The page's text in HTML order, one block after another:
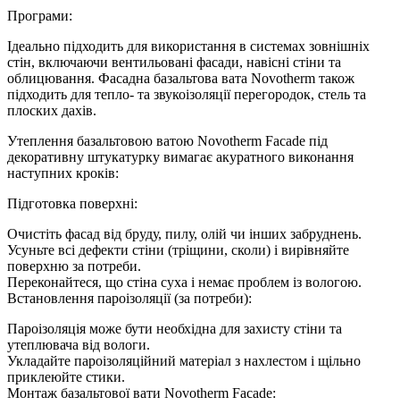
Програми:
Ідеально підходить для використання в системах зовнішніх
стін, включаючи вентильовані фасади, навісні стіни та
облицювання. Фасадна базальтова вата Novotherm також
підходить для тепло- та звукоізоляції перегородок, стель та
плоских дахів.
Утеплення базальтовою ватою Novotherm Facade під
декоративну штукатурку вимагає акуратного виконання
наступних кроків:
Підготовка поверхні:
Очистіть фасад від бруду, пилу, олій чи інших забруднень.
Усуньте всі дефекти стіни (тріщини, сколи) і вирівняйте
поверхню за потреби.
Переконайтеся, що стіна суха і немає проблем із вологою.
Встановлення пароізоляції (за потреби):
Пароізоляція може бути необхідна для захисту стіни та
утеплювача від вологи.
Укладайте пароізоляційний матеріал з нахлестом і щільно
приклеюйте стики.
Монтаж базальтової вати Novotherm Facade: